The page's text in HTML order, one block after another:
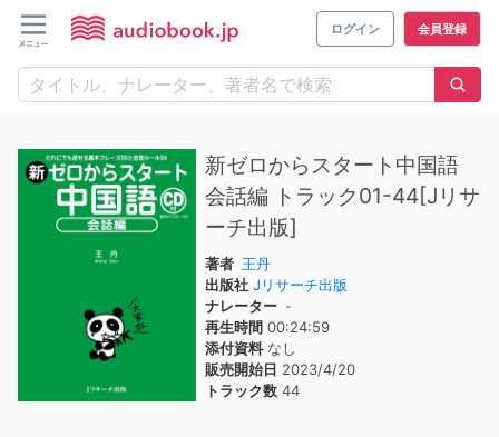
ログイン 会員登録
新ゼロからスタート中国語
会話編 トラック01-44[Jリサ
ーチ出版]
著者 王丹
出版社 Jリサーチ出版
ナレーター -
再生時間 00:24:59
添付資料なし
販売開始日 2023/4/20
トラック数 44